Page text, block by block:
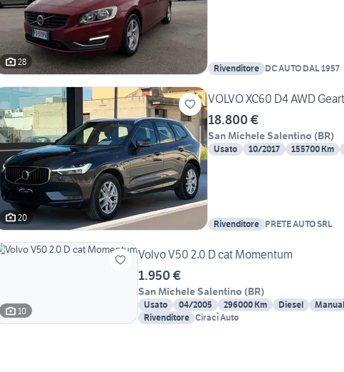
28
Rivenditore DC AUTO DAL 1957
20
VOLVO XC60 D4 AWD
18.800 €
San Michele Salentino (BR)
Usato 10/2017 155700 Km
Rivenditore PRETE AUTO SRL
10
Volvo V50 2.0 D cat Momentum
1.950 €
San Michele Salentino (BR)
Usato 04/2005 296000 Km Diesel
Rivenditore Ciracì Auto